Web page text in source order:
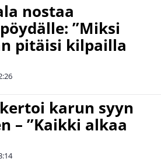
nostaa
”Miksi
pitäisi kilpailla
karun syyn
– ”Kaikki alkaa